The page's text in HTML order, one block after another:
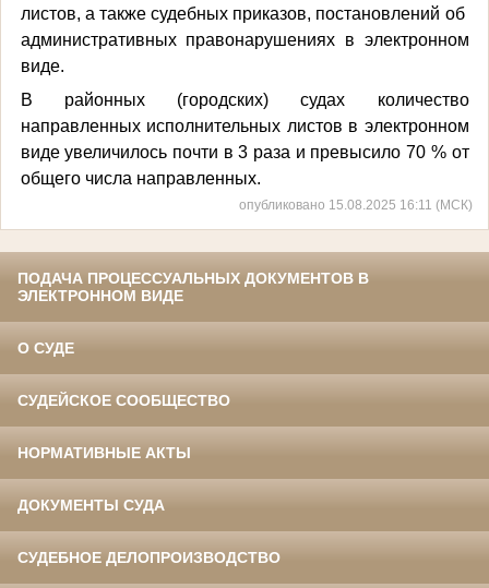
листов, а также судебных приказов, постановлений об
административных правонарушениях в электронном
виде.
В районных (городских) судах количество
направленных исполнительных листов в электронном
виде увеличилось почти в 3 раза и превысило 70 % от
общего числа направленных.
опубликовано 15.08.2025 16:11 (МСК)
ПОДАЧА ПРОЦЕССУАЛЬНЫХ ДОКУМЕНТОВ В
ЭЛЕКТРОННОМ ВИДЕ
О СУДЕ
СУДЕЙСКОЕ СООБЩЕСТВО
НОРМАТИВНЫЕ АКТЫ
ДОКУМЕНТЫ СУДА
СУДЕБНОЕ ДЕЛОПРОИЗВОДСТВО